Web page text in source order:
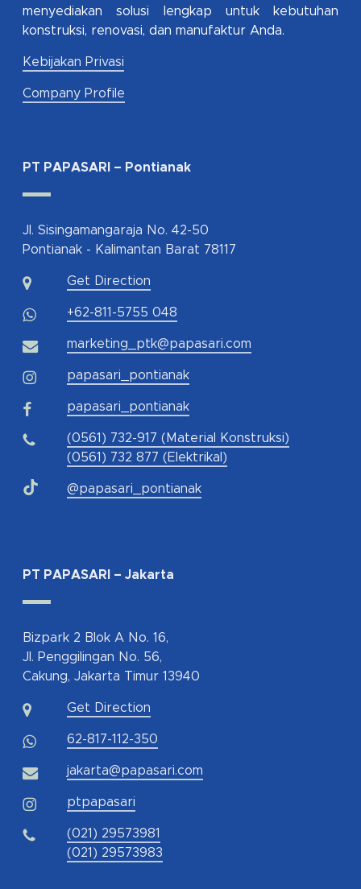
menyediakan solusi lengkap untuk kebutuhan
konstruksi, renovasi, dan manufaktur Anda.
Kebijakan Privasi
Company Profile
PT PAPASARI – Pontianak
Jl. Sisingamangaraja No. 42-50
Pontianak - Kalimantan Barat 78117
Get Direction
+62-811-5755 048
marketing_ptk@papasari.com
papasari_pontianak
papasari_pontianak
(0561) 732-917 (Material Konstruksi)
(0561) 732 877 (Elektrikal)
@papasari_pontianak
PT PAPASARI – Jakarta
Bizpark 2 Blok A No. 16,
Jl. Penggilingan No. 56,
Cakung, Jakarta Timur 13940
Get Direction
62-817-112-350
jakarta@papasari.com
ptpapasari
(021) 29573981
(021) 29573983